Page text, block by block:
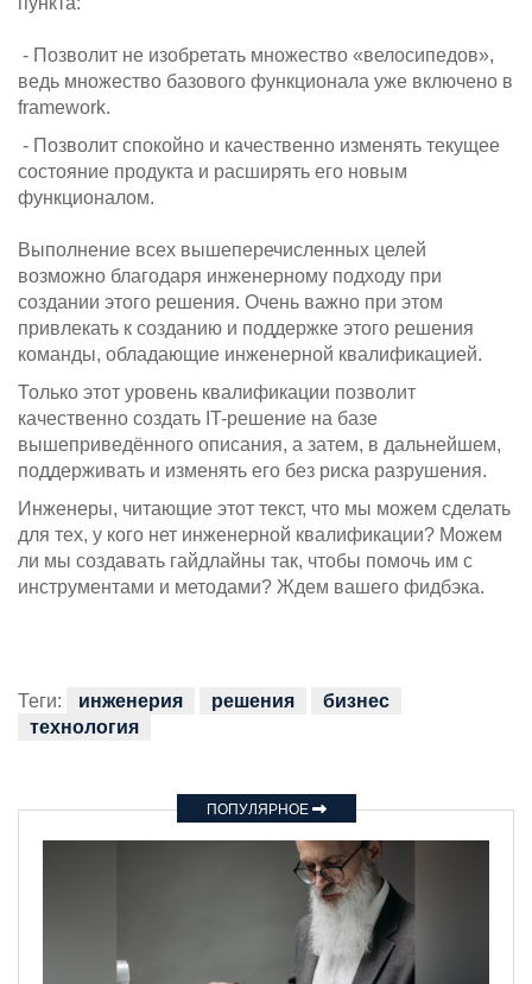
- Позволит не изобретать множество «велосипедов»,
ведь множество базового функционала уже включено в
framework.
- Позволит спокойно и качественно изменять текущее
состояние продукта и расширять его новым
функционалом.
Выполнение всех вышеперечисленных целей
возможно благодаря инженерному подходу при
создании этого решения. Очень важно при этом
привлекать к созданию и поддержке этого решения
команды, обладающие инженерной квалификацией.
Только этот уровень квалификации позволит
качественно создать IT-решение на базе
вышеприведённого описания, а затем, в дальнейшем,
поддерживать и изменять его без риска разрушения.
Инженеры, читающие этот текст, что мы можем сделать
для тех, у кого нет инженерной квалификации? Можем
ли мы создавать гайдлайны так, чтобы помочь им с
инструментами и методами? Ждем вашего фидбэка.
Теги: инженерия решения
бизнес
технология
ПОПУЛЯРНОЕ